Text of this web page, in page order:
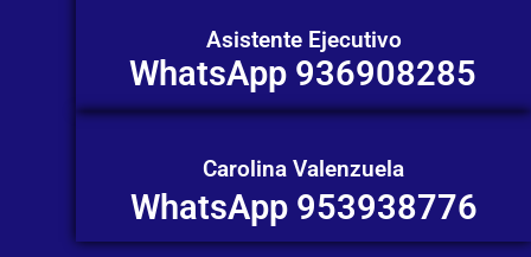
Asistente Ejecutivo
WhatsApp 936908285
Carolina Valenzuela
WhatsApp 953938776